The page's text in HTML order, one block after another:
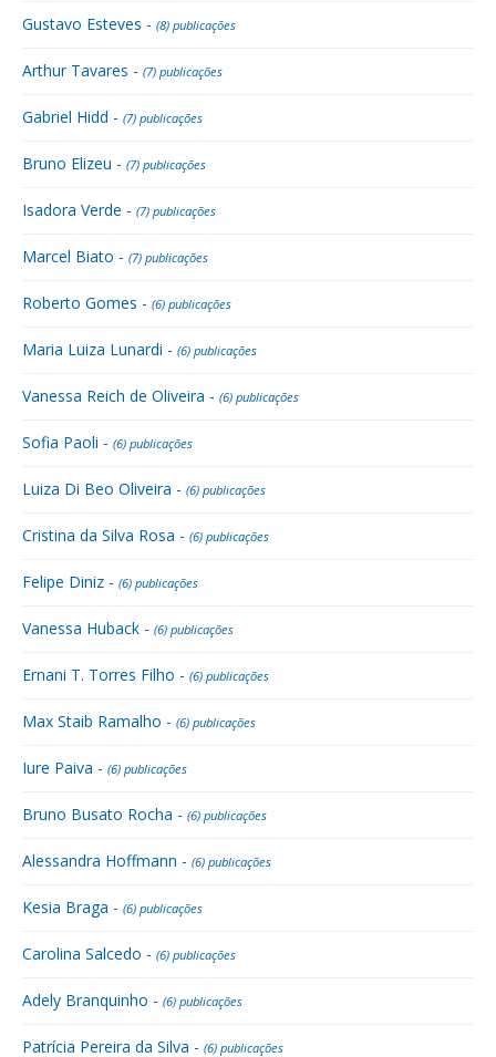
Gustavo Esteves - (8) publicações
Arthur Tavares - (7) publicações
Gabriel Hidd - (7) publicações
Bruno Elizeu - (7) publicações
Isadora Verde - (7) publicações
Marcel Biato - (7) publicações
Roberto Gomes - (6) publicações
Maria Luiza Lunardi - (6) publicações
Vanessa Reich de Oliveira - (6) publicações
Sofia Paoli - (6) publicações
Luiza Di Beo Oliveira - (6) publicações
Cristina da Silva Rosa - (6) publicações
Felipe Diniz - (6) publicações
Vanessa Huback - (6) publicações
Ernani T. Torres Filho - (6) publicações
Max Staib Ramalho - (6) publicações
Iure Paiva - (6) publicações
Bruno Busato Rocha - (6) publicações
Alessandra Hoffmann - (6) publicações
Kesia Braga - (6) publicações
Carolina Salcedo - (6) publicações
Adely Branquinho - (6) publicações
Patrícia Pereira da Silva - (6) publicações